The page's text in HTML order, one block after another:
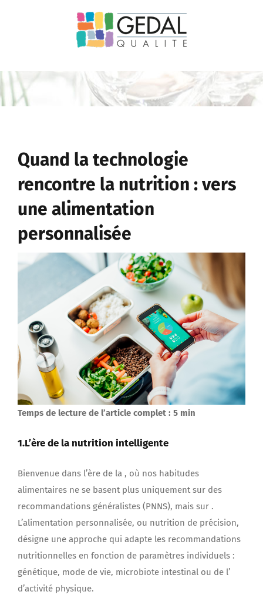
Quand la technologie
rencontre la nutrition : vers
une alimentation
personnalisée
Temps de lecture de l’article complet : 5 min
1.L’ère de la nutrition intelligente
Bienvenue dans l’ère de la , où nos habitudes
alimentaires ne se basent plus uniquement sur des
recommandations généralistes (PNNS), mais sur .
L’alimentation personnalisée, ou nutrition de précision,
désigne une approche qui adapte les recommandations
nutritionnelles en fonction de paramètres individuels :
génétique, mode de vie, microbiote intestinal ou de l’
d’activité physique.